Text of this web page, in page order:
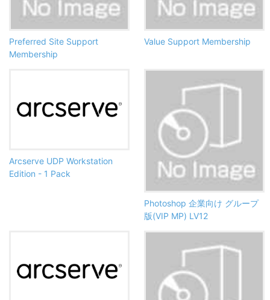
Preferred Site Support
Membership
Value Support Membership
Arcserve UDP Workstation
Edition - 1 Pack
Photoshop 企業向け グループ
版(VIP MP) LV12